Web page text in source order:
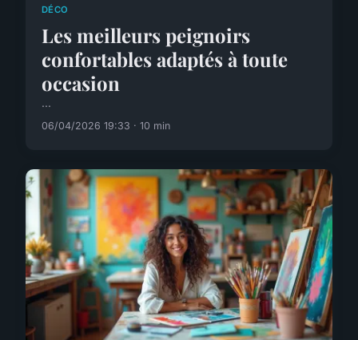
DÉCO
Les meilleurs peignoirs
confortables adaptés à toute
occasion
...
06/04/2026 19:33 · 10 min